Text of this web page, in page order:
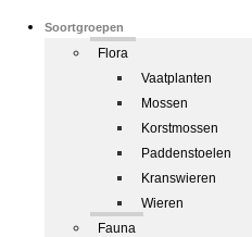
Soortgroepen
Flora
Vaatplanten
Mossen
Korstmossen
Paddenstoelen
Kranswieren
Wieren
Fauna